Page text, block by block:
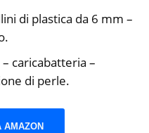
di plastica da 6 mm –
caricabatteria –
di perle.
AMAZON